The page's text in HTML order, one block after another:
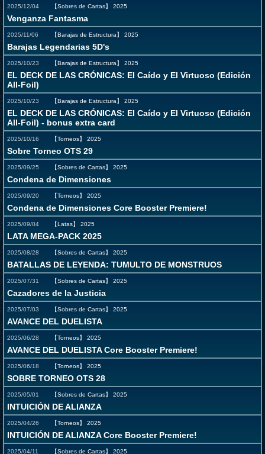
2025/12/04 【Sobres de Cartas】 2025
Venganza Fantasma
2025/11/06 【Barajas de Estructura】 2025
Barajas Legendarias 5D's
2025/10/23 【Barajas de Estructura】 2025
EL DECK DE LAS CRÓNICAS: El Caído y El Virtuoso (Edición
All-Foil)
2025/10/23 【Barajas de Estructura】 2025
EL DECK DE LAS CRÓNICAS: El Caído y El Virtuoso (Edición
All-Foil) - bonus extra card
2025/10/16 【Torneos】 2025
Sobre Torneo OTS 29
2025/09/25 【Sobres de Cartas】 2025
Condena de Dimensiones
2025/09/20 【Torneos】 2025
Condena de Dimensiones Core Booster Premiere!
2025/09/04 【Latas】 2025
LATA MEGA-PACK 2025
2025/08/28 【Sobres de Cartas】 2025
BATALLAS DE LEYENDA: TUMULTO DE MONSTRUOS
2025/07/31 【Sobres de Cartas】 2025
Cazadores de la Justicia
2025/07/03 【Sobres de Cartas】 2025
AVANCE DEL DUELISTA
2025/06/28 【Torneos】 2025
AVANCE DEL DUELISTA Core Booster Premiere!
2025/06/18 【Torneos】 2025
SOBRE TORNEO OTS 28
2025/05/01 【Sobres de Cartas】 2025
INTUICIÓN DE ALIANZA
2025/04/26 【Torneos】 2025
INTUICIÓN DE ALIANZA Core Booster Premiere!
2025/04/11 【Sobres de Cartas】 2025